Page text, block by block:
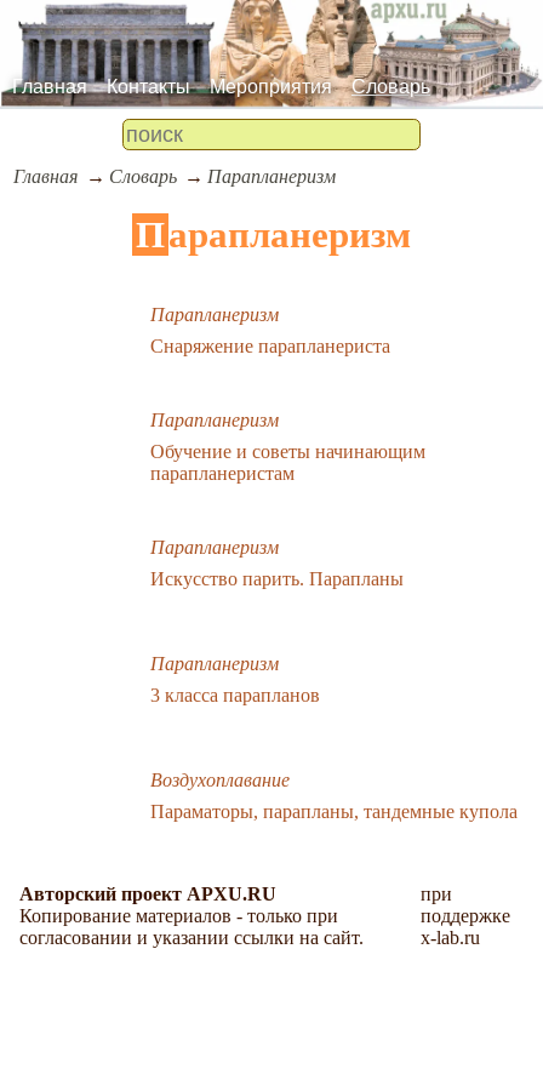
Главная Контакты Мероприятия Словарь
Главная Словарь Парапланеризм
Парапланеризм
Парапланеризм
Снаряжение парапланериста
Парапланеризм
Обучение и советы начинающим
парапланеристам
Парапланеризм
Искусство парить. Парапланы
Парапланеризм
3 класса парапланов
Воздухоплавание
Параматоры, парапланы, тандемные купола
Авторский проект APXU.RU
Копирование материалов - только при
согласовании и указании ссылки на сайт.
при
поддержке
x-lab.ru